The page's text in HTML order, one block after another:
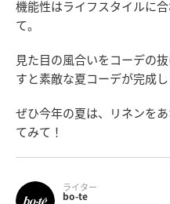
機能性はライフスタイルに
て。
見た目の風合いをコーデの
すと素敵な夏コーデが完成し
ぜひ今年の夏は、リネンを
てみて！
ライター
bo-te